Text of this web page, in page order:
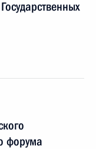
форума